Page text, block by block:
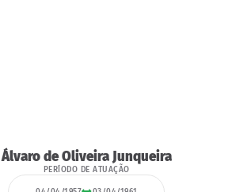
Álvaro de Oliveira Junqueira
PERÍODO DE ATUAÇÃO